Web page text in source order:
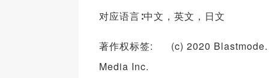
对应语言∶中文，英文，日文
著作权标签: (c) 2020 Blastmode.
Media Inc.